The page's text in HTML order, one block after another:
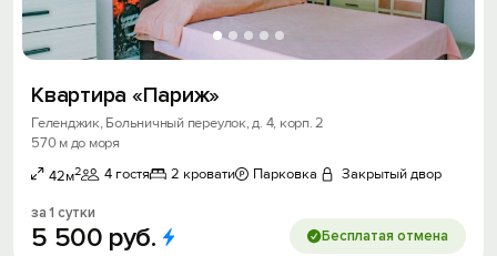
Квартира «Париж»
Геленджик, Больничный переулок, д. 4, корп. 2
570 м до моря
42м2 4 гостя 2 кровати Парковка Закрытый двор
за 1 сутки
5 500 руб. Бесплатая отмена